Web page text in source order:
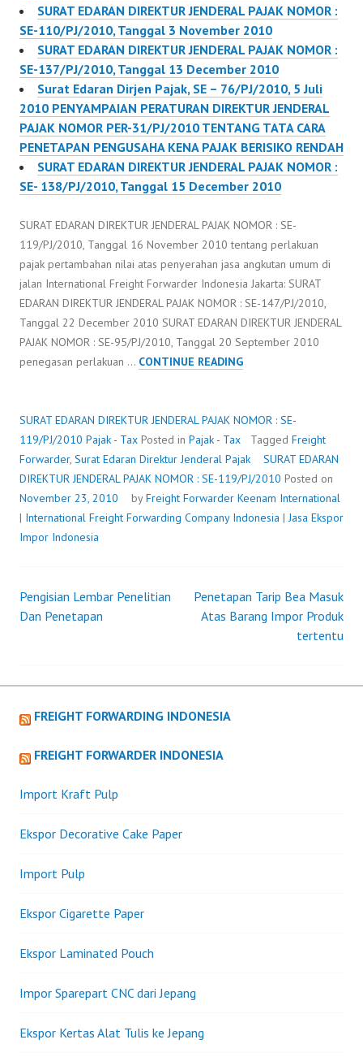
SURAT EDARAN DIREKTUR JENDERAL PAJAK NOMOR :
SE-110/PJ/2010, Tanggal 3 November 2010
SURAT EDARAN DIREKTUR JENDERAL PAJAK NOMOR :
SE-137/PJ/2010, Tanggal 13 December 2010
Surat Edaran Dirjen Pajak, SE – 76/PJ/2010, 5 Juli
2010 PENYAMPAIAN PERATURAN DIREKTUR JENDERAL
PAJAK NOMOR PER-31/PJ/2010 TENTANG TATA CARA
PENETAPAN PENGUSAHA KENA PAJAK BERISIKO RENDAH
SURAT EDARAN DIREKTUR JENDERAL PAJAK NOMOR :
SE- 138/PJ/2010, Tanggal 15 December 2010
SURAT EDARAN DIREKTUR JENDERAL PAJAK NOMOR : SE-
119/PJ/2010, Tanggal 16 November 2010 tentang perlakuan
pajak pertambahan nilai atas penyerahan jasa angkutan umum di
jalan International Freight Forwarder Indonesia Jakarta: SURAT
EDARAN DIREKTUR JENDERAL PAJAK NOMOR : SE-147/PJ/2010,
Tanggal 22 December 2010 SURAT EDARAN DIREKTUR JENDERAL
PAJAK NOMOR : SE-95/PJ/2010, Tanggal 20 September 2010
penegasan perlakuan … CONTINUE READINGSURAT
JENDERAL
PAJAK
NOMOR
:
SE-
119/PJ/2010
SURAT EDARAN DIREKTUR JENDERAL PAJAK NOMOR : SE-
119/PJ/2010 Pajak - Tax Posted in Pajak - Tax Tagged Freight
Forwarder, Surat Edaran Direktur Jenderal Pajak
SURAT EDARAN
DIREKTUR JENDERAL PAJAK NOMOR : SE-119/PJ/2010 Posted on
November 23, 2010
byFreight Forwarder Keenam International
| International Freight Forwarding Company Indonesia |Jasa Ekspor
Impor Indonesia
Post
Pengisian Lembar Penelitian
Dan Penetapan
Penetapan Tarip Bea Masuk
Atas Barang Impor Produk
tertentu
FREIGHT FORWARDING INDONESIA
FREIGHT FORWARDER INDONESIA
Import Kraft Pulp
Ekspor Decorative Cake Paper
Import Pulp
Ekspor Cigarette Paper
Ekspor Laminated Pouch
Impor Sparepart CNC dari Jepang
Ekspor Kertas Alat Tulis ke Jepang